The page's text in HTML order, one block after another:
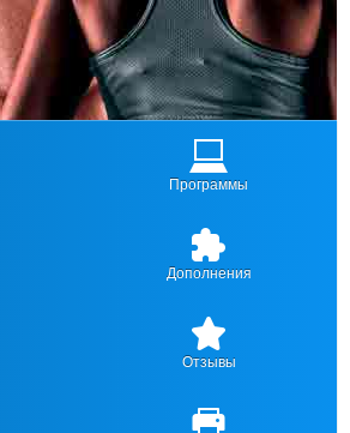
Программы
Дополнения
Отзывы